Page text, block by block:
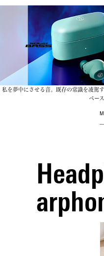
私を夢中にさせる音。既存の常識を凌駕
ベー